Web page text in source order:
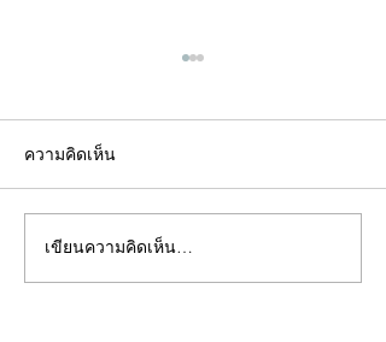
คอลัมน์"จับชีพจรวงการ
พระ"ประจำพุธที่ 29
ความคิดเห็น
เขียนความคิดเห็น…